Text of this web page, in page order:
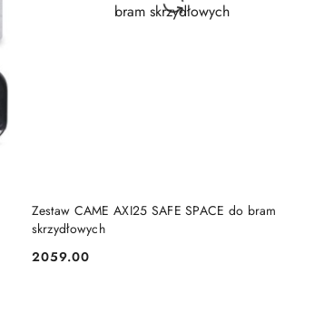
Zestaw CAME AXI25 SAFE SPACE do bram
skrzydłowych
Cena:
2059.00
DODAJ DO KOSZYKA